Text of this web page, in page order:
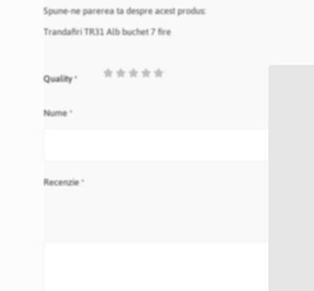
Spune-ne parerea ta despre acest produs:
Trandafiri TR31 Alb buchet 7 fire
Quality
1
2
3
4
Nume
Recenzie